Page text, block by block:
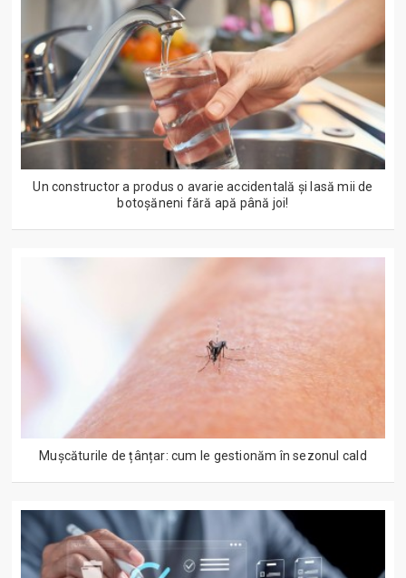
Un constructor a produs o avarie accidentală și lasă mii de
botoșăneni fără apă până joi!
Mușcăturile de țânțar: cum le gestionăm în sezonul cald